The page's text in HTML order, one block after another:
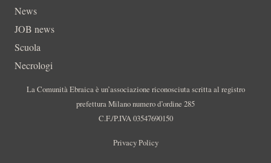
News
JOB news
Scuola
Necrologi
La Comunità Ebraica è un’associazione riconosciuta scritta al registro
prefettura Milano numero d’ordine 285
C.F./P.IVA 03547690150
Privacy Policy